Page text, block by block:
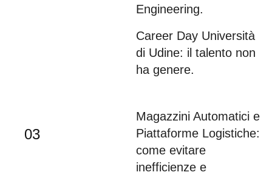
Engineering.
Career Day Università
di Udine: il talento non
ha genere.
03
Magazzini Automatici e
Piattaforme Logistiche:
come evitare
inefficienze e